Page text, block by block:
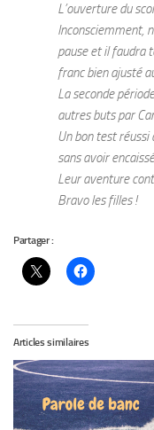
L’ouverture du
Inconsciemment,
pause et il faudra
franc bien ajusté
La seconde
autres buts par
Un bon test
sans avoir
Leur aventure
Bravo les filles !
Partager :
Articles similaires